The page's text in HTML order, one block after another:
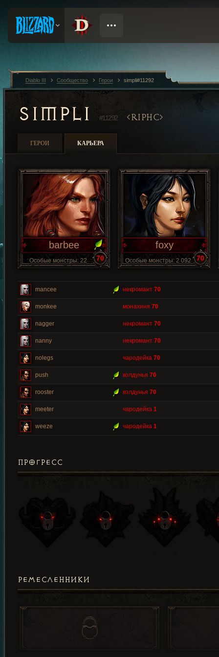
SIMPLI #11292 RIPHC
ГЕРОИ КАРЬЕРА
barbee
Особые монстры: 22 70
foxy
Особые монстры: 2 092 70
mancee некромант 70
monkee монахиня 70
nagger некромант 70
nanny некромант 70
nolegs чародейка 70
push колдунья 70
rooster колдунья 70
meeter чародейка 1
weeze чародейка 1
ПРОГРЕСС
РЕМЕСЛЕННИКИ
Diablo III Сообщество Герои simpli#11292